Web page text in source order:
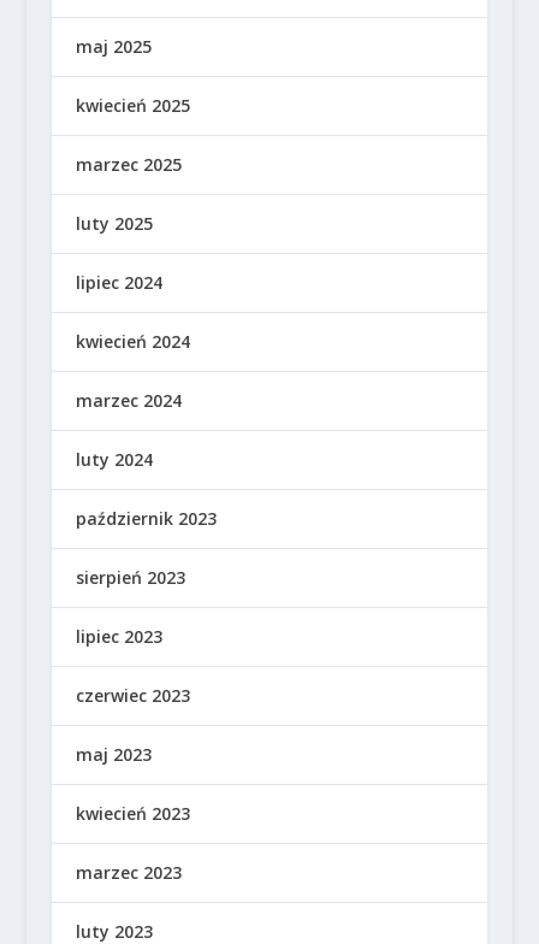
maj 2025
kwiecień 2025
marzec 2025
luty 2025
lipiec 2024
kwiecień 2024
marzec 2024
luty 2024
październik 2023
sierpień 2023
lipiec 2023
czerwiec 2023
maj 2023
kwiecień 2023
marzec 2023
luty 2023